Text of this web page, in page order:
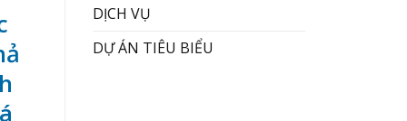
DỊCH VỤ
DỰ ÁN TIÊU BIỂU